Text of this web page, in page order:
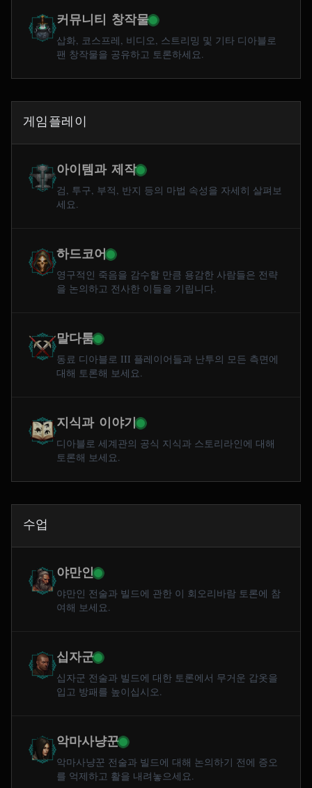
커뮤니티 창작물
삽화, 코스프레, 비디오, 스트리밍 및 기타 디아블로
팬 창작물을 공유하고 토론하세요.
게임플레이
아이템과 제작
검, 투구, 부적, 반지 등의 마법 속성을 자세히 살펴보
세요.
하드코어
영구적인 죽음을 감수할 만큼 용감한 사람들은 전략
을 논의하고 전사한 이들을 기립니다.
말다툼
동료 디아블로 III 플레이어들과 난투의 모든 측면에
대해 토론해 보세요.
지식과 이야기
디아블로 세계관의 공식 지식과 스토리라인에 대해
토론해 보세요.
수업
야만인
야만인 전술과 빌드에 관한 이 회오리바람 토론에 참
여해 보세요.
십자군
십자군 전술과 빌드에 대한 토론에서 무거운 갑옷을
입고 방패를 높이십시오.
악마사냥꾼
악마사냥꾼 전술과 빌드에 대해 논의하기 전에 증오
를 억제하고 활을 내려놓으세요.